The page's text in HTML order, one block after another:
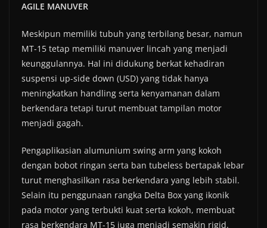
AGILE MANUVER
Meskipun memiliki tubuh yang terbilang besar, namun
MT-15 tetap memiliki manuver lincah yang menjadi
keunggulannya. Hal ini didukung berkat kehadiran
suspensi up-side down (USD) yang tidak hanya
meningkatkan handling serta kenyamanan dalam
berkendara tetapi turut membuat tampilan motor
menjadi gagah.
Pengaplikasian alumunium swing arm yang kokoh
dengan bobot ringan serta ban tubeless bertapak lebar
turut menghasilkan rasa berkendara yang lebih stabil.
Selain itu penggunaan rangka Delta Box yang ikonik
pada motor yang terbukti kuat serta kokoh, membuat
rasa berkendara MT-15 juga menjadi semakin rigid.